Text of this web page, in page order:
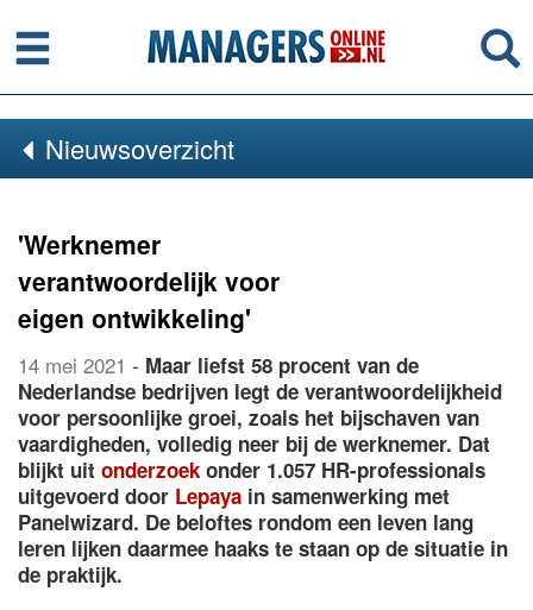
Menu
Nieuwsoverzicht
'Werknemer
verantwoordelijk voor
eigen ontwikkeling'
14 mei 2021 - Maar liefst 58 procent van de
Nederlandse bedrijven legt de verantwoordelijkheid
voor persoonlijke groei, zoals het bijschaven van
vaardigheden, volledig neer bij de werknemer. Dat
blijkt uit onderzoek onder 1.057 HR-professionals
uitgevoerd door Lepaya in samenwerking met
Panelwizard. De beloftes rondom een leven lang
leren lijken daarmee haaks te staan op de situatie in
de praktijk.